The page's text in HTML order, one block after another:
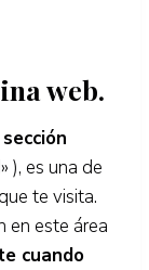
web.
sección
), es una de
te visita.
en este área
cuando